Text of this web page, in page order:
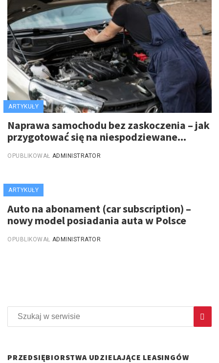
ARTYKUŁY
Naprawa samochodu bez zaskoczenia – jak
przygotować się na niespodziewane...
OPUBLIKOWAŁ ADMINISTRATOR
ARTYKUŁY
Auto na abonament (car subscription) –
nowy model posiadania auta w Polsce
OPUBLIKOWAŁ ADMINISTRATOR
PRZEDSIĘBIORSTWA UDZIELAJĄCE LEASINGÓW